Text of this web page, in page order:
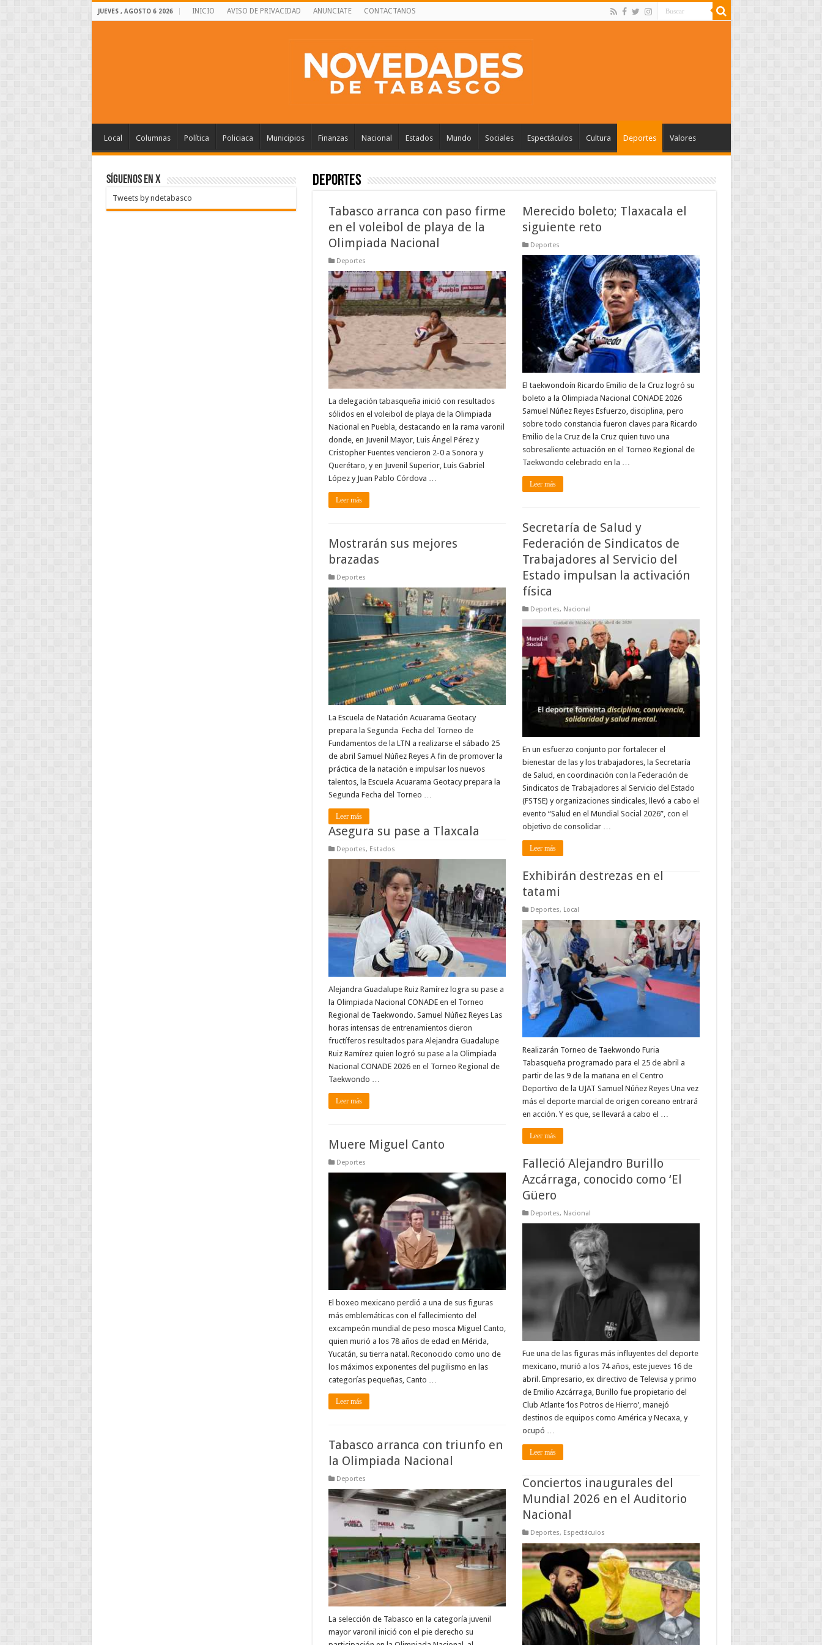
JUEVES , AGOSTO 6 2026 INICIO AVISO DE PRIVACIDAD ANUNCIATE CONTACTANOS
Local Columnas Política Policiaca Municipios Finanzas Nacional Estados Mundo Sociales Espectáculos Cultura Deportes Valores
Deportes
Tabasco arranca con paso firme
en el voleibol de playa de la
Olimpiada Nacional
Deportes
La delegación tabasqueña inició con resultados
sólidos en el voleibol de playa de la Olimpiada
Nacional en Puebla, destacando en la rama varonil
donde, en Juvenil Mayor, Luis Ángel Pérez y
Cristopher Fuentes vencieron 2-0 a Sonora y
Querétaro, y en Juvenil Superior, Luis Gabriel
López y Juan Pablo Córdova …
Leer más
Merecido boleto; Tlaxacala el
siguiente reto
Deportes
El taekwondoín Ricardo Emilio de la Cruz logró su
boleto a la Olimpiada Nacional CONADE 2026
Samuel Núñez Reyes Esfuerzo, disciplina, pero
sobre todo constancia fueron claves para Ricardo
Emilio de la Cruz de la Cruz quien tuvo una
sobresaliente actuación en el Torneo Regional de
Taekwondo celebrado en la …
Leer más
Secretaría de Salud y
Federación de Sindicatos de
Trabajadores al Servicio del
Estado impulsan la activación
física
Deportes, Nacional
En un esfuerzo conjunto por fortalecer el
bienestar de las y los trabajadores, la Secretaría
de Salud, en coordinación con la Federación de
Sindicatos de Trabajadores al Servicio del Estado
(FSTSE) y organizaciones sindicales, llevó a cabo el
evento “Salud en el Mundial Social 2026”, con el
objetivo de consolidar …
Leer más
Mostrarán sus mejores
brazadas
Deportes
La Escuela de Natación Acuarama Geotacy
prepara la Segunda Fecha del Torneo de
Fundamentos de la LTN a realizarse el sábado 25
de abril Samuel Núñez Reyes A fin de promover la
práctica de la natación e impulsar los nuevos
talentos, la Escuela Acuarama Geotacy prepara la
Segunda Fecha del Torneo …
Leer más
Asegura su pase a Tlaxcala
Deportes, Estados
Alejandra Guadalupe Ruiz Ramírez logra su pase a
la Olimpiada Nacional CONADE en el Torneo
Regional de Taekwondo. Samuel Núñez Reyes Las
horas intensas de entrenamientos dieron
fructíferos resultados para Alejandra Guadalupe
Ruiz Ramírez quien logró su pase a la Olimpiada
Nacional CONADE 2026 en el Torneo Regional de
Taekwondo …
Leer más
Exhibirán destrezas en el
tatami
Deportes, Local
Realizarán Torneo de Taekwondo Furia
Tabasqueña programado para el 25 de abril a
partir de las 9 de la mañana en el Centro
Deportivo de la UJAT Samuel Núñez Reyes Una vez
más el deporte marcial de origen coreano entrará
en acción. Y es que, se llevará a cabo el …
Leer más
Muere Miguel Canto
Deportes
El boxeo mexicano perdió a una de sus figuras
más emblemáticas con el fallecimiento del
excampeón mundial de peso mosca Miguel Canto,
quien murió a los 78 años de edad en Mérida,
Yucatán, su tierra natal. Reconocido como uno de
los máximos exponentes del pugilismo en las
categorías pequeñas, Canto …
Leer más
Falleció Alejandro Burillo
Azcárraga, conocido como ‘El
Güero
Deportes, Nacional
Fue una de las figuras más influyentes del deporte
mexicano, murió a los 74 años, este jueves 16 de
abril. Empresario, ex directivo de Televisa y primo
de Emilio Azcárraga, Burillo fue propietario del
Club Atlante ‘los Potros de Hierro’, manejó
destinos de equipos como América y Necaxa, y
ocupó …
Leer más
Tabasco arranca con triunfo en
la Olimpiada Nacional
Deportes
La selección de Tabasco en la categoría juvenil
mayor varonil inició con el pie derecho su
Conciertos inaugurales del
Mundial 2026 en el Auditorio
Nacional
Deportes, Espectáculos
SÍGUENOS EN X
Tweets by ndetabasco